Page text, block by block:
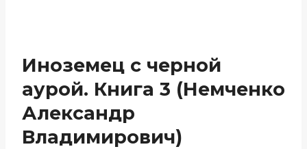
Иноземец с черной
аурой. Книга 3 (Немченко
Александр
Владимирович)